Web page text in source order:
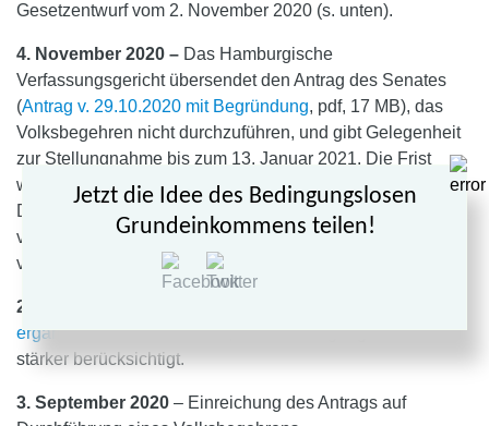
Gesetzentwurf vom 2. November 2020 (s. unten).
4. November 2020 – Das Hamburgische
Verfassungsgericht übersendet den Antrag des Senates
(Antrag v. 29.10.2020 mit Begründung, pdf, 17 MB), das
Volksbegehren nicht durchzuführen, und gibt Gelegenheit
zur Stellungnahme bis zum 13. Januar 2021. Die Frist
wurde auf Antrag bis zum 28. Februar 2021 verlängert.
Damit ruhen alle Fristen. Das für Anfang 2021
vorgesehene Volksbegehren ist damit um etliche Monate
verschoben.
2. November 2020
ergänzten Gesetzentwurfes, der den Umgang mit Daten
stärker berücksichtigt.
3. September 2020 – Einreichung des Antrags auf
Jetzt die Idee des Bedingungslosen
Grundeinkommens teilen!